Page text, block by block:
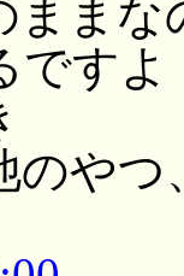
まま
ですよ
のや